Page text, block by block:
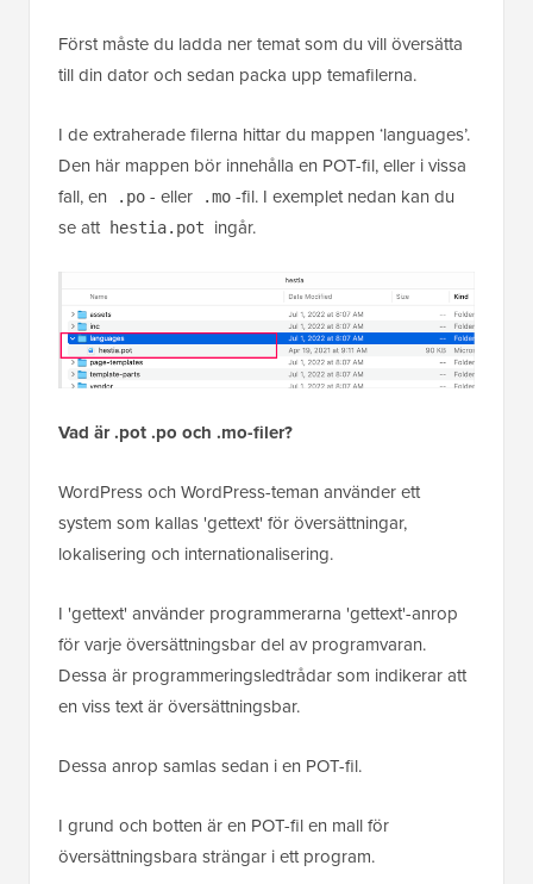
Först måste du ladda ner temat som du vill översätta
till din dator och sedan packa upp temafilerna.
I de extraherade filerna hittar du mappen ‘languages’.
Den här mappen bör innehålla en POT-fil, eller i vissa
fall, en
.po - eller .mo -fil. I exemplet nedan kan du
se att hestia.pot ingår.
Vad är .pot .po och .mo-filer?
WordPress och WordPress-teman använder ett
system som kallas 'gettext' för översättningar,
lokalisering och internationalisering.
I 'gettext' använder programmerarna 'gettext'-anrop
för varje översättningsbar del av programvaran.
Dessa är programmeringsledtrådar som indikerar att
en viss text är översättningsbar.
Dessa anrop samlas sedan i en POT-fil.
I grund och botten är en POT-fil en mall för
översättningsbara strängar i ett program.